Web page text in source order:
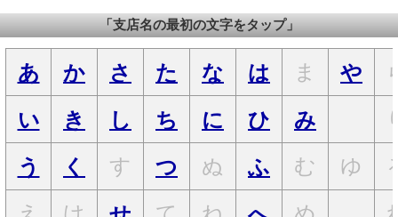
「支店名の最初の文字をタップ」
あ か さ た な は ま や
い
き し ち に ひ み
う
く す つ ぬ ふ む ゆ